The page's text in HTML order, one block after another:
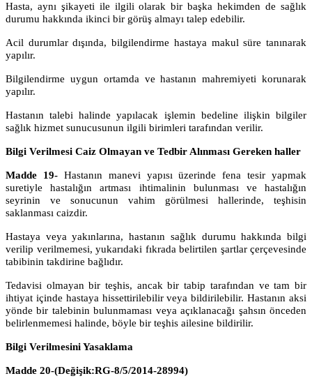
Hasta, aynı şikayeti ile ilgili olarak bir başka hekimden de sağlık
durumu hakkında ikinci bir görüş almayı talep edebilir.
Acil durumlar dışında, bilgilendirme hastaya makul süre tanınarak
yapılır.
Bilgilendirme uygun ortamda ve hastanın mahremiyeti korunarak
yapılır.
Hastanın talebi halinde yapılacak işlemin bedeline ilişkin bilgiler
sağlık hizmet sunucusunun ilgili birimleri tarafından verilir.
Bilgi Verilmesi Caiz Olmayan ve Tedbir Alınması Gereken haller
Madde 19-Hastanın manevi yapısı üzerinde fena tesir yapmak
suretiyle hastalığın artması ihtimalinin bulunması ve hastalığın
seyrinin ve sonucunun vahim görülmesi hallerinde, teşhisin
saklanması caizdir.
Hastaya veya yakınlarına, hastanın sağlık durumu hakkında bilgi
verilip verilmemesi, yukarıdaki fıkrada belirtilen şartlar çerçevesinde
tabibinin takdirine bağlıdır.
Tedavisi olmayan bir teşhis, ancak bir tabip tarafından ve tam bir
ihtiyat içinde hastaya hissettirilebilir veya bildirilebilir. Hastanın aksi
yönde bir talebinin bulunmaması veya açıklanacağı şahsın önceden
belirlenmemesi halinde, böyle bir teşhis ailesine bildirilir.
Bilgi Verilmesini Yasaklama
Madde 20-(Değişik:RG-8/5/2014-28994)